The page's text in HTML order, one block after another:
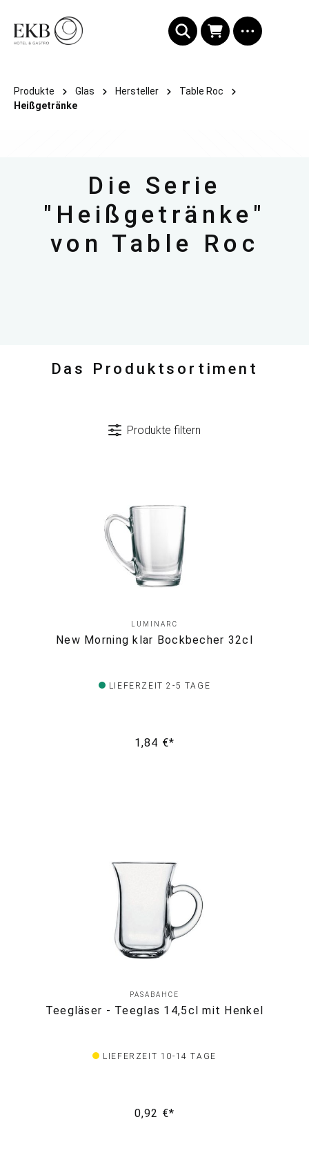
Produkte Glas Hersteller
Table Roc
Heißgetränke
Die Serie
"Heißgetränke"
von Table Roc
Das Produktsortiment
Produkte filtern
LUMINARC
New Morning klar Bockbecher 32cl
LIEFERZEIT 2-5 TAGE
1,84 €*
PASABAHCE
Teegläser - Teeglas 14,5cl mit Henkel
LIEFERZEIT 10-14 TAGE
0,92 €*